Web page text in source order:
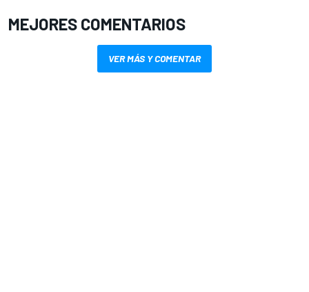
MEJORES COMENTARIOS
VER MÁS Y COMENTAR